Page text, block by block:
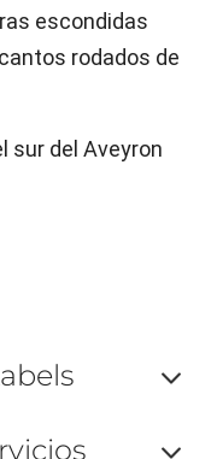
escondidas
rodados de
sur del Aveyron